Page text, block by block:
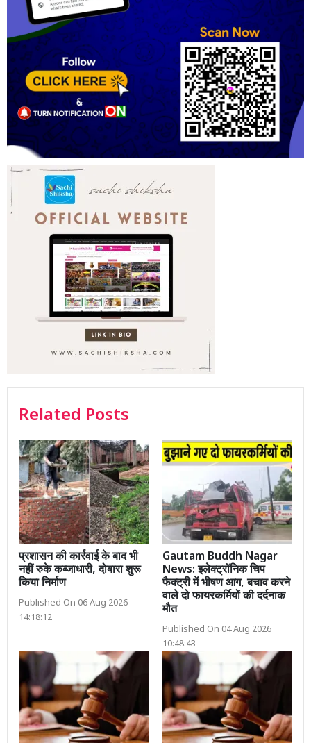
Related Posts
प्रशासन की कार्रवाई के बाद भी
नहीं रुके कब्जाधारी, दोबारा शुरू
किया निर्माण
Published On 06 Aug 2026
14:18:12
Gautam Buddh Nagar
News: इलेक्ट्रॉनिक चिप
फैक्ट्री में भीषण आग, बचाव करने
वाले दो फायरकर्मियों की दर्दनाक
मौत
Published On 04 Aug 2026
10:48:43